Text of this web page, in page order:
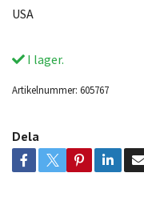
USA
I lager.
Artikelnummer: 605767
Dela